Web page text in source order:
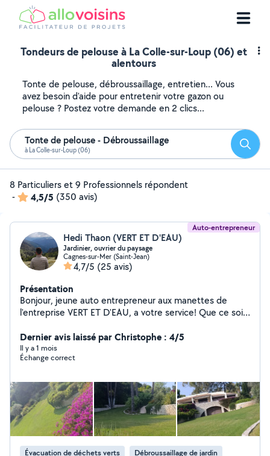
Tondeurs de pelouse à La Colle-sur-Loup (06) et
alentours
Tonte de pelouse, débroussaillage, entretien... Vous
avez besoin d'aide pour entretenir votre gazon ou
pelouse ? Postez votre demande en 2 clics...
Tonte de pelouse - Débroussaillage
à La Colle-sur-Loup (06)
8 Particuliers et 9 Professionnels répondent
-
4,5/5 (350 avis)
Auto-entrepreneur
Hedi Thaon (VERT ET D'EAU)
Jardinier, ouvrier du paysage
Cagnes-sur-Mer (Saint-Jean)
4,7/5 (25 avis)
Présentation
Bonjour, jeune auto entrepreneur aux manettes de
l'entreprise VERT ET D'EAU, a votre service! Que ce soit
remise en etat générale, tailles de haies, arrosage
automatique, en passant par du gros débroussaillage au
simple nettoyage, je sais tout faire! Je suis la pour
temps et en heure avec du matériel professionnel, alors
n'hésitez pas ! adoptez moi !
Dernier avis laissé par Christophe : 4/5
Il y a 1 mois
Échange correct
Évacuation de déchets verts Débroussaillage de jardin